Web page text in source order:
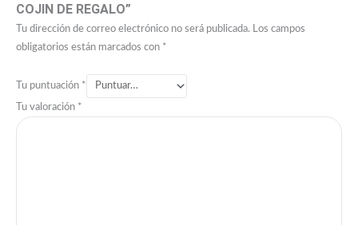
COJIN DE REGALO”
Tu dirección de correo electrónico no será publicada.
Los campos
obligatorios están marcados con *
Tu puntuación *
Tu valoración *